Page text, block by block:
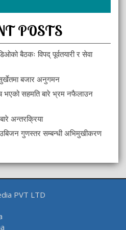
POSTS
बैठकः विपद् पूर्वतयारी र सेवा
बजार अनुगमन
भएको सहमति बारे भ्रम नफैलाउन
अन्तरक्रिया
गुणस्तर सम्बन्धी अभिमुखीकरण
PVT LTD